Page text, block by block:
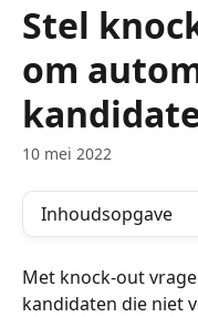
Stel
om
10 mei 2022
Inhoudsopgave
Met knock-out
kandidaten die niet